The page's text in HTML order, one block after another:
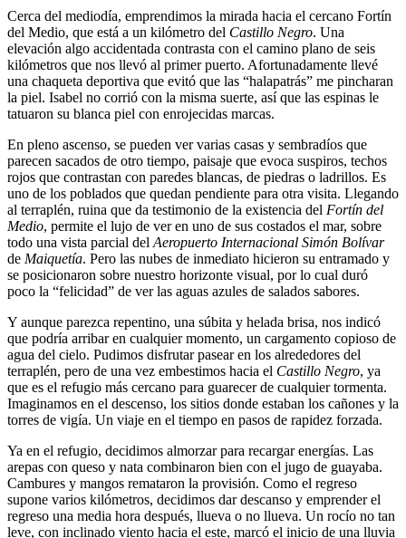
Cerca del mediodía, emprendimos la mirada hacia el cercano Fortín
del Medio, que está a un kilómetro del Castillo Negro. Una
elevación algo accidentada contrasta con el camino plano de seis
kilómetros que nos llevó al primer puerto. Afortunadamente llevé
una chaqueta deportiva que evitó que las “halapatrás” me pincharan
la piel. Isabel no corrió con la misma suerte, así que las espinas le
tatuaron su blanca piel con enrojecidas marcas.
En pleno ascenso, se pueden ver varias casas y sembradíos que
parecen sacados de otro tiempo, paisaje que evoca suspiros, techos
rojos que contrastan con paredes blancas, de piedras o ladrillos. Es
uno de los poblados que quedan pendiente para otra visita. Llegando
al terraplén, ruina que da testimonio de la existencia del Fortín del
Medio, permite el lujo de ver en uno de sus costados el mar, sobre
todo una vista parcial delAeropuerto Internacional Simón Bolívar
de Maiquetía. Pero las nubes de inmediato hicieron su entramado y
se posicionaron sobre nuestro horizonte visual, por lo cual duró
poco la “felicidad” de ver las aguas azules de salados sabores.
Y aunque parezca repentino, una súbita y helada brisa, nos indicó
que podría arribar en cualquier momento, un cargamento copioso de
agua del cielo. Pudimos disfrutar pasear en los alrededores del
terraplén, pero de una vez embestimos hacia el Castillo Negro, ya
que es el refugio más cercano para guarecer de cualquier tormenta.
Imaginamos en el descenso, los sitios donde estaban los cañones y la
torres de vigía. Un viaje en el tiempo en pasos de rapidez forzada.
Ya en el refugio, decidimos almorzar para recargar energías. Las
arepas con queso y nata combinaron bien con el jugo de guayaba.
Cambures y mangos remataron la provisión. Como el regreso
supone varios kilómetros, decidimos dar descanso y emprender el
regreso una media hora después, llueva o no llueva. Un rocío no tan
leve, con inclinado viento hacia el este, marcó el inicio de una lluvia